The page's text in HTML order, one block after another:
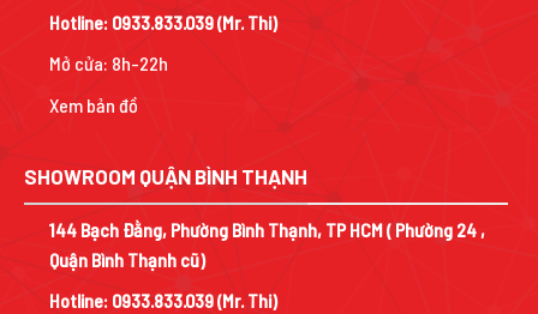
Hotline: 0933.833.039(Mr. Thi)
Mở cửa: 8h-22h
Xem bản đồ
SHOWROOM QUẬN BÌNH THẠNH
144 Bạch Đằng, Phường Bình Thạnh, TP HCM ( Phường 24 ,
Quận Bình Thạnh cũ)
Hotline: 0933.833.039(Mr. Thi)